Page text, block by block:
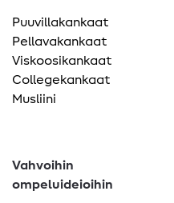
Puuvillakankaat
Pellavakankaat
Viskoosikankaat
Collegekankaat
Musliini
Vahvoihin
ompeluideioihin